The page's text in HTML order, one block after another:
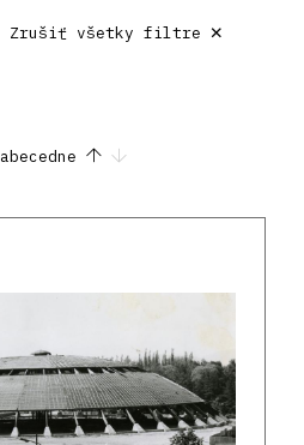
Zrušiť všetky filtre ×
abecedne